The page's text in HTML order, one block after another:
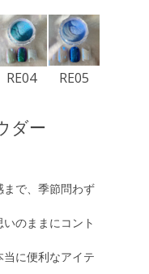
RE04 RE05
ダー
まで、季節問わず
のままにコント
に便利なアイテ